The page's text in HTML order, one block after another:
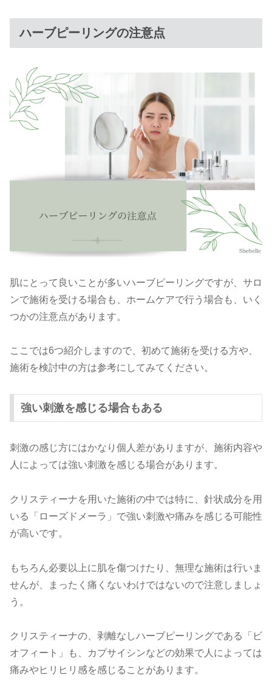
ハーブピーリングの注意点
肌にとって良いことが多いハーブピーリングですが、サロ
ンで施術を受ける場合も、ホームケアで行う場合も、いく
つかの注意点があります。
ここでは6つ紹介しますので、初めて施術を受ける方や、
施術を検討中の方は参考にしてみてください。
強い刺激を感じる場合もある
刺激の感じ方にはかなり個人差がありますが、施術内容や
人によっては強い刺激を感じる場合があります。
クリスティーナを用いた施術の中では特に、針状成分を用
いる「ローズドメーラ」で強い刺激や痛みを感じる可能性
が高いです。
もちろん必要以上に肌を傷つけたり、無理な施術は行いま
せんが、まったく痛くないわけではないので注意しましょ
う。
クリスティーナの、剥離なしハーブピーリングである「ビ
オフィート」も、カプサイシンなどの効果で人によっては
痛みやヒリヒリ感を感じることがあります。